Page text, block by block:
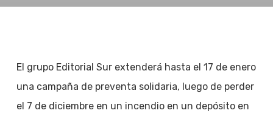
El grupo Editorial Sur extenderá hasta el 17 de enero
una campaña de preventa solidaria, luego de perder
el 7 de diciembre en un incendio en un depósito en